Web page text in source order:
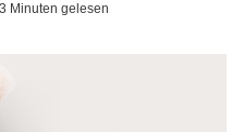
3 Minuten gelesen